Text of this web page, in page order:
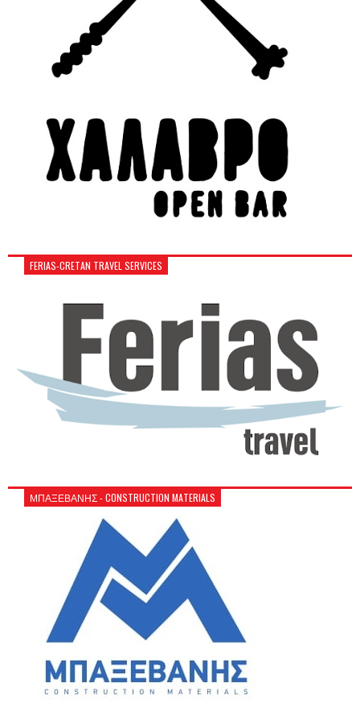
FERIAS-CRETAN TRAVEL SERVICES
ΜΠΑΞΕΒΑΝΗΣ - CONSTRUCTION MATERIALS